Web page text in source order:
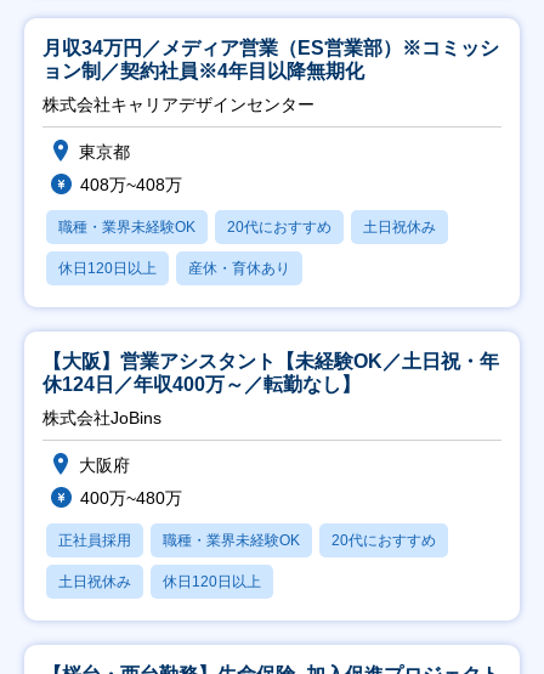
月収34万円／メディア営業（ES営業部）※コミッシ
ョン制／契約社員※4年目以降無期化
株式会社キャリアデザインセンター
東京都
408万~408万
職種・業界未経験OK 20代におすすめ 土日祝休み
休日120日以上 産休・育休あり
【大阪】営業アシスタント【未経験OK／土日祝・年
休124日／年収400万～／転勤なし】
株式会社JoBins
大阪府
400万~480万
正社員採用 職種・業界未経験OK 20代におすすめ
土日祝休み 休日120日以上